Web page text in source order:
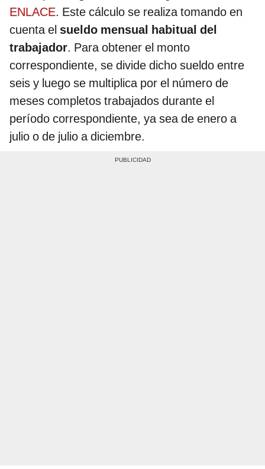
ENLACE. Este cálculo se realiza tomando en
cuenta el sueldo mensual habitual del
trabajador. Para obtener el monto
correspondiente, se divide dicho sueldo entre
seis y luego se multiplica por el número de
meses completos trabajados durante el
período correspondiente, ya sea de enero a
julio o de julio a diciembre.